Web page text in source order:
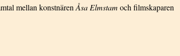
mellan konstnären Åsa Elmstam och filmskaparen